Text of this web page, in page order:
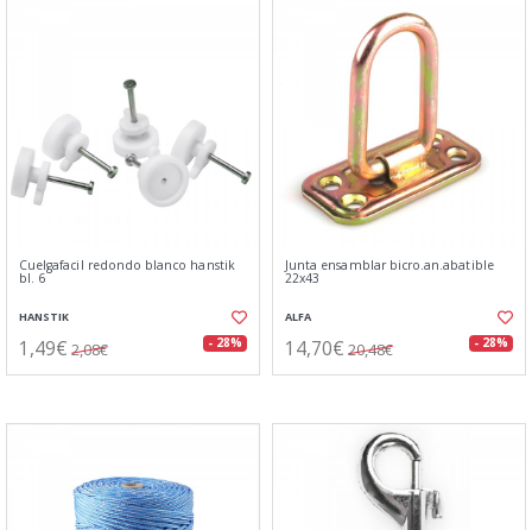
Cuelgafacil redondo blanco hanstik
bl. 6
HANSTIK
1,49€ 2,08€ - 28%
Junta ensamblar bicro.an.abatible
22x43
ALFA
14,70€ 20,48€ - 28%